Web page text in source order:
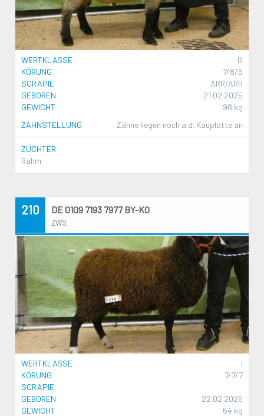
WERTKLASSE
III
KÖRUNG
7/8/5
SCRAPIE
ARR/ARR
GEBOREN
21.02.2025
GEWICHT
98 kg
ZAHNSTELLUNG
Zähne liegen noch a.d. Kauplatte an
ZÜCHTER
Rahm
210 DE 0109 7193 7977 BY-KO
ZWS
WERTKLASSE
I
KÖRUNG
7/7/7
SCRAPIE
GEBOREN
22.02.2025
GEWICHT
64 kg